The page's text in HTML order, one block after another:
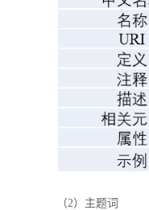
（2）主题词